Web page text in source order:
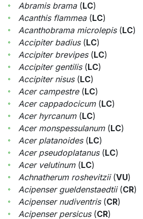
Abramis brama(LC)
Acanthis flammea(LC)
Acanthobrama microlepis(LC)
Accipiter badius(LC)
Accipiter brevipes(LC)
Accipiter gentilis(LC)
Accipiter nisus(LC)
Acer campestre(LC)
Acer cappadocicum(LC)
Acer hyrcanum(LC)
Acer monspessulanum(LC)
Acer platanoides(LC)
Acer pseudoplatanus(LC)
Acer velutinum(LC)
Achnatherum roshevitzii(VU)
Acipenser gueldenstaedtii(CR)
Acipenser nudiventris(CR)
Acipenser persicus(CR)